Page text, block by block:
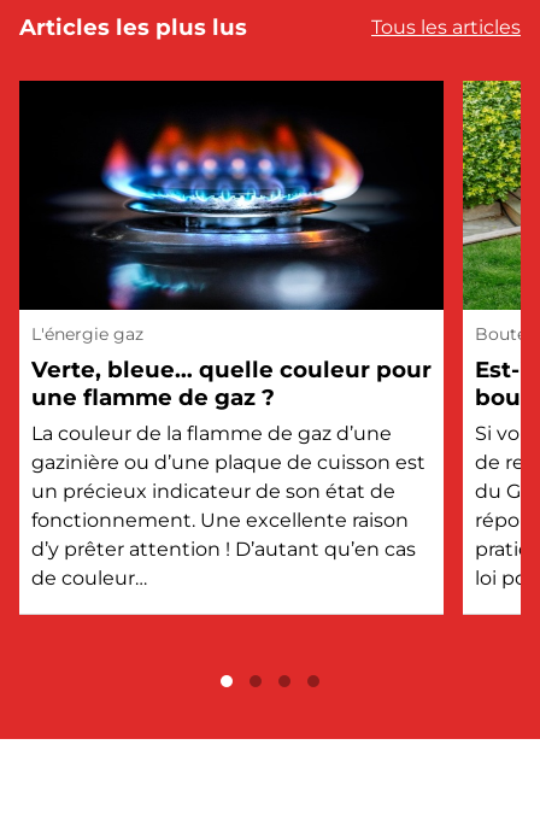
Articles les plus lus Tous les articles
L'énergie gaz
Verte, bleue… quelle couleur pour
une flamme de gaz ?
La couleur de la flamme de gaz d’une
gazinière ou d’une plaque de cuisson est
un précieux indicateur de son état de
fonctionnement. Une excellente raison
d’y prêter attention ! D’autant qu’en cas
de couleur…
Est-
?
Si
de
du
loi